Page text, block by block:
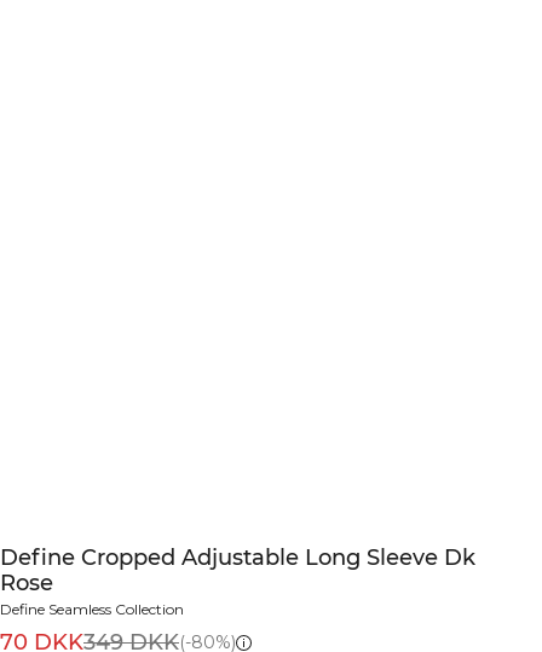
Define Cropped Adjustable Long Sleeve Dk
Rose
Define Seamless Collection
70 DKK349 DKK(-80%)